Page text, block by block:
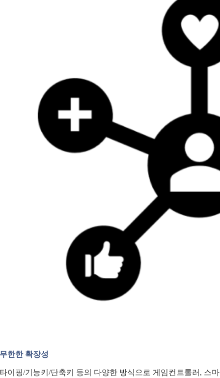
무한한 확장성
타이핑/기능키/단축키 등의 다양한 방식으로 게임컨트롤러, 스마